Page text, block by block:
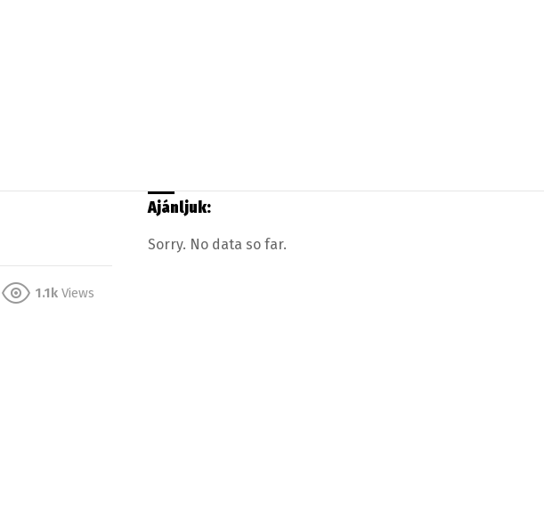
1.1k Views
Ajánljuk:
Sorry. No data so far.